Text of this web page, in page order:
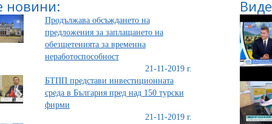
Продължава обсъждането на
предложения за заплащането на
обезщетенията за временна
неработоспособност
21-11-2019 г.
БТПП представи инвестиционната
среда в България пред над 150 турски
фирми
21-11-2019 г.